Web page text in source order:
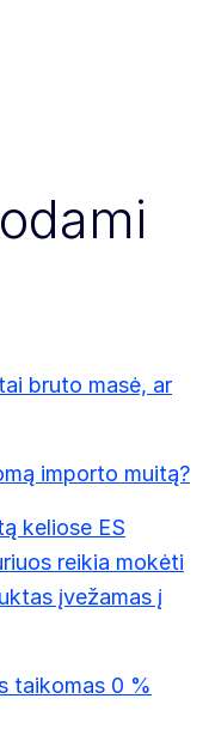
bruto masė, ar
importo muitą?
keliose ES
reikia mokėti
įvežamas į
taikomas 0 %